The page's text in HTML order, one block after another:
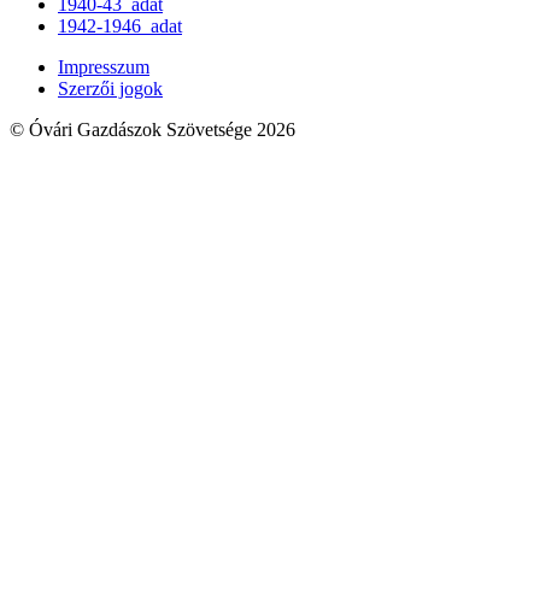
1942-1946_adat
Impresszum
Szerzői jogok
© Óvári Gazdászok Szövetsége 2026